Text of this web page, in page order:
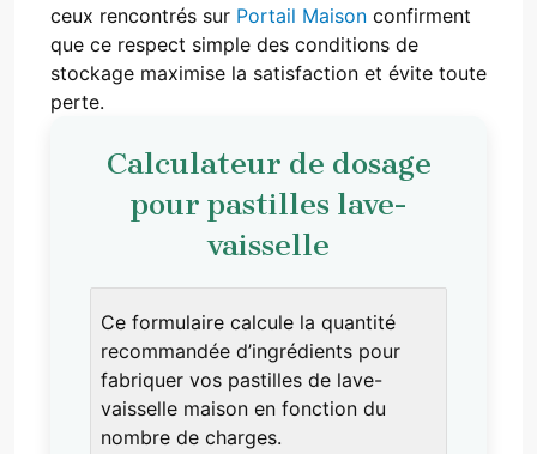
ceux rencontrés sur Portail Maison confirment
que ce respect simple des conditions de
stockage maximise la satisfaction et évite toute
perte.
Calculateur de dosage
pour pastilles lave-
vaisselle
Ce formulaire calcule la quantité
recommandée d’ingrédients pour
fabriquer vos pastilles de lave-
vaisselle maison en fonction du
nombre de charges.